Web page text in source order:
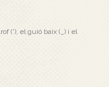
('), el guió baix (_) i el